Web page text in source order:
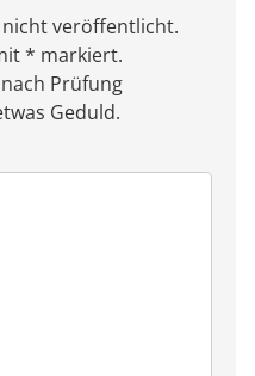
nicht veröffentlicht.
* markiert.
Prüfung
Geduld.